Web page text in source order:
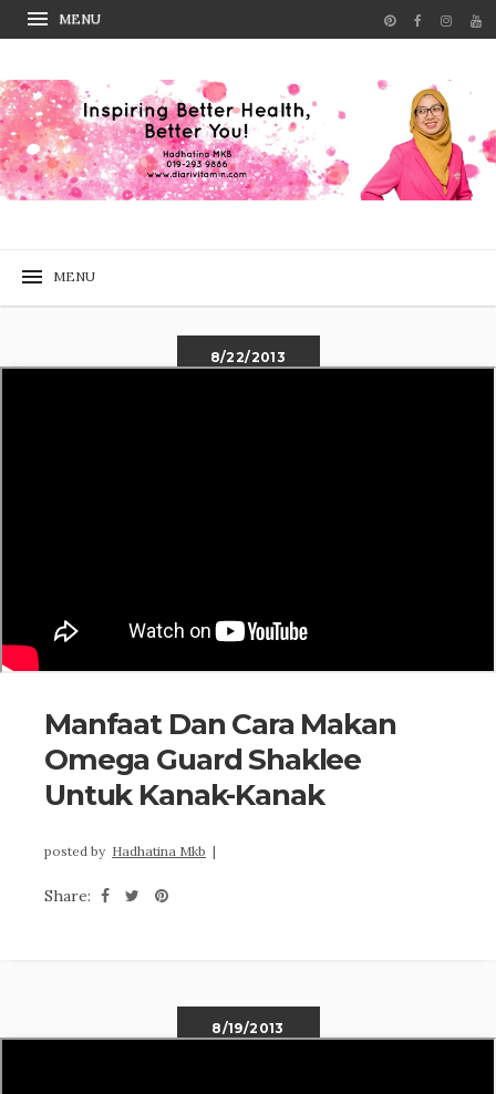
8/22/2013
Manfaat Dan Cara Makan
Omega Guard Shaklee
Untuk Kanak-Kanak
posted by Hadhatina Mkb |
Share:
8/19/2013